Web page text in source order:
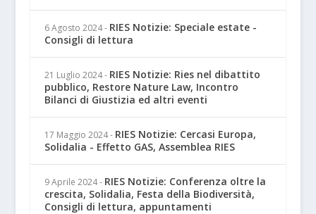
6 Agosto 2024 - RIES Notizie: Speciale estate -
Consigli di lettura
21 Luglio 2024 - RIES Notizie: Ries nel dibattito
pubblico, Restore Nature Law, Incontro
Bilanci di Giustizia ed altri eventi
17 Maggio 2024 - RIES Notizie: Cercasi Europa,
Solidalia - Effetto GAS, Assemblea RIES
9 Aprile 2024 - RIES Notizie: Conferenza oltre la
crescita, Solidalia, Festa della Biodiversità,
Consigli di lettura, appuntamenti